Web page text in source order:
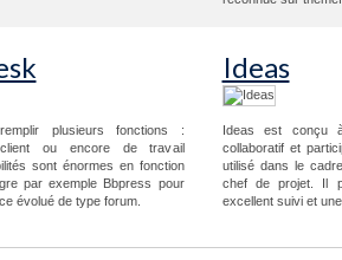
plusieurs fonctions :
ou encore de travail
sont énormes en fonction
par exemple Bbpress pour
évolué de type forum.
Ideas
Ideas est conçu
collaboratif et
utilisé dans le
chef de projet. Il
excellent suivi et